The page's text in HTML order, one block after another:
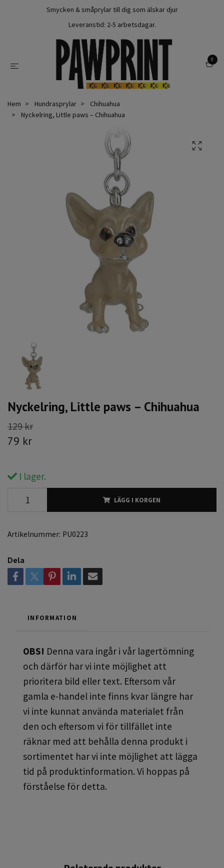
Smycken & småprylar till dig som älskar djur
Leveranstid: 2-5 arbetsdagar.
0
Hem Hundrasprylar
Chihuahua
Nyckelring, Little paws – Chihuahua
Nyckelring, Little paws – Chihuahua
129 kr
79 kr
I lager.
LÄGG I KORGEN
Artikelnummer: PU0223
Dela
INFORMATION
OBS! Denna vara ingår i vår lagertömning
och därför har vi inte möjlighet att
prioritera bild eller text. Eftersom vår
gamla e-handel inte finns kvar längre har
vi inte kunnat använda materialet från
den och eftersom vi för tillfället inte
räknar med att behålla denna produkt i
sortimentet har vi inte möjlighet att lägga
tid på produktinformation. Vi hoppas på
förståelse för detta.